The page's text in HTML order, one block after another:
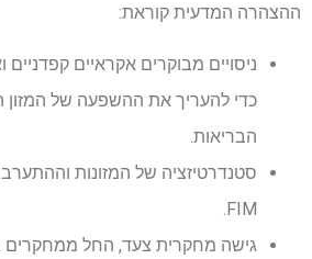
ההצהרה המדעית קוראת:
ניסויים מבוקרים אקראיים קפדניים
כדי להעריך את ההשפעה של המזון
הבריאות.
סטנדרטיזציה של המזונות
FIM.
גישה מחקרית צעד, החל ממחקרים